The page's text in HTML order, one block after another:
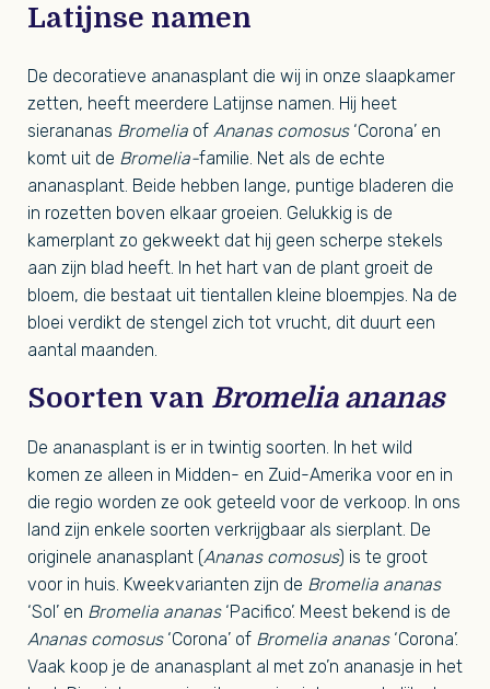
Latijnse namen
De decoratieve ananasplant die wij in onze slaapkamer
zetten, heeft meerdere Latijnse namen. Hij heet
sierananas Bromelia of Ananas comosus‘Corona’ en
komt uit de Bromelia-familie. Net als de echte
ananasplant. Beide hebben lange, puntige bladeren die
in rozetten boven elkaar groeien. Gelukkig is de
kamerplant zo gekweekt dat hij geen scherpe stekels
aan zijn blad heeft. In het hart van de plant groeit de
bloem, die bestaat uit tientallen kleine bloempjes. Na de
bloei verdikt de stengel zich tot vrucht, dit duurt een
aantal maanden.
Soorten van Bromelia ananas
De ananasplant is er in twintig soorten. In het wild
komen ze alleen in Midden- en Zuid-Amerika voor en in
die regio worden ze ook geteeld voor de verkoop. In ons
land zijn enkele soorten verkrijgbaar als sierplant. De
originele ananasplant (Ananas comosus) is te groot
voor in huis. Kweekvarianten zijn de Bromelia ananas
‘Sol’ en Bromelia ananas‘Pacifico’. Meest bekend is de
Ananas comosus‘Corona’ of Bromelia ananas‘Corona’.
Vaak koop je de ananasplant al met zo’n ananasje in het